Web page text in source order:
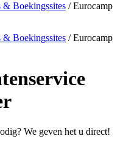
& Boekingssites /Eurocamp
& Boekingssites /Eurocamp
We geven het u direct!